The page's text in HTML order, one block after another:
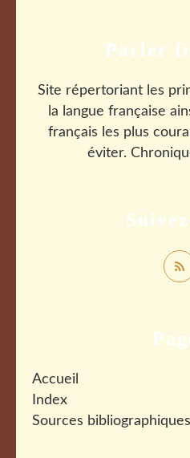
Accueil
Index
Sources bibliographiques
Parler
Site répertoriant les
la langue française
français les plus
éviter.